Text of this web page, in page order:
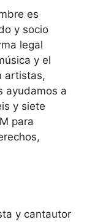
es
y socio
legal
y el
artistas,
ayudamos a
y siete
para
y cantautor